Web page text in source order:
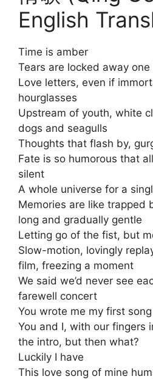
English
Time is amber
Tears are locked away one
Love letters, even if
hourglasses
Upstream of youth, white
dogs and seagulls
Thoughts that flash by,
Fate is so humorous that
silent
A whole universe for a
Memories are like trapped
long and gradually gentle
Letting go of the fist, but
Slow-motion, lovingly
film, freezing a moment
We said we’d never see
farewell concert
You wrote me my first song
You and I, with our fingers
the intro, but then what?
Luckily I have
This love song of mine